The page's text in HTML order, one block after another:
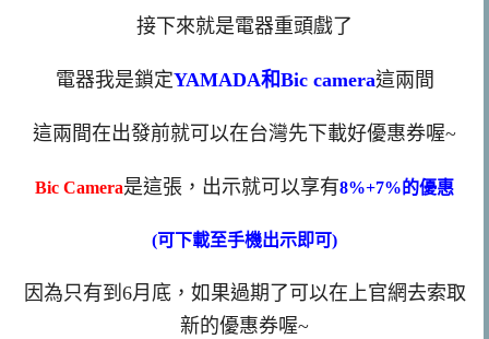
接下來就是電器重頭戲了
電器我是鎖定YAMADA和Bic camera這兩間
這兩間在出發前就可以在台灣先下載好優惠券喔~
Bic Camera是這張，出示就可以享有8%+7%的優惠
(可下載至手機出示即可)
因為只有到6月底，如果過期了可以在上官網去索取
新的優惠券喔~